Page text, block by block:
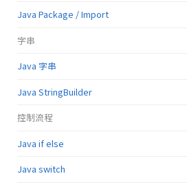
Java Package / Import
字串
Java 字串
Java StringBuilder
控制流程
Java if else
Java switch